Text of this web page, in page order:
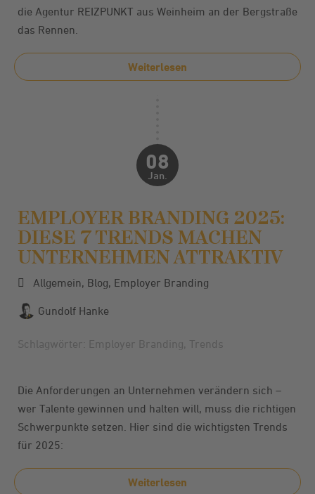
die Agentur REIZPUNKT aus Weinheim an der Bergstraße
das Rennen.
Weiterlesen
08
Jan.
EMPLOYER BRANDING 2025:
DIESE 7 TRENDS MACHEN
UNTERNEHMEN ATTRAKTIV
Allgemein, Blog, Employer Branding
Gundolf Hanke
Schlagwörter: Employer Branding Trends
Die Anforderungen an Unternehmen verändern sich –
wer Talente gewinnen und halten will, muss die richtigen
Schwerpunkte setzen. Hier sind die wichtigsten Trends
für 2025:
Weiterlesen